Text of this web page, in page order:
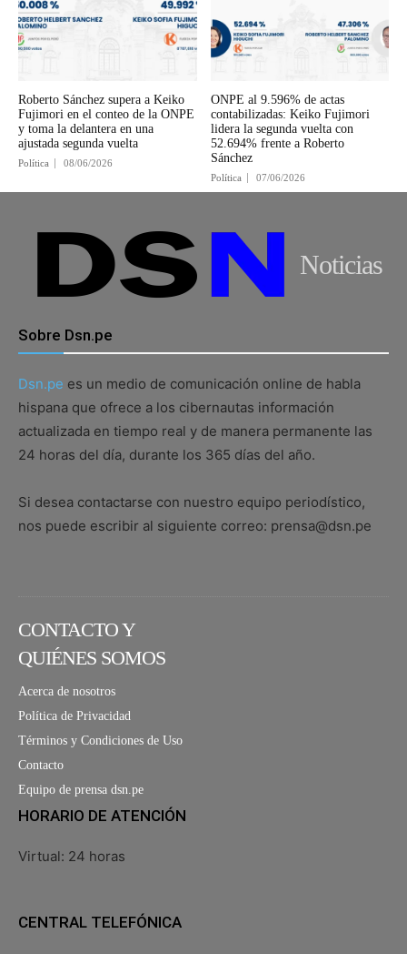
Roberto Sánchez supera a Keiko
Fujimori en el conteo de la ONPE
y toma la delantera en una
ajustada segunda vuelta
Política 08/06/2026
ONPE al 9.596% de actas
contabilizadas: Keiko Fujimori
lidera la segunda vuelta con
52.694% frente a Roberto
Sánchez
Política 07/06/2026
Noticias
Sobre Dsn.pe
Dsn.pe es un medio de comunicación online de habla
hispana que ofrece a los cibernautas información
actualizada en tiempo real y de manera permanente las
24 horas del día, durante los 365 días del año.
Si desea contactarse con nuestro equipo periodístico,
nos puede escribir al siguiente correo: prensa@dsn.pe
CONTACTO Y
QUIÉNES SOMOS
Acerca de nosotros
Política de Privacidad
Términos y Condiciones de Uso
Contacto
Equipo de prensa dsn.pe
HORARIO DE ATENCIÓN
Virtual: 24 horas
CENTRAL TELEFÓNICA